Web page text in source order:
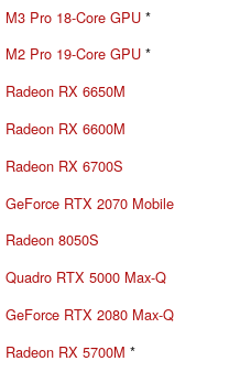
M3 Pro 18-Core GPU *
M2 Pro 19-Core GPU *
Radeon RX 6650M
Radeon RX 6600M
Radeon RX 6700S
GeForce RTX 2070 Mobile
Radeon 8050S
Quadro RTX 5000 Max-Q
GeForce RTX 2080 Max-Q
Radeon RX 5700M *